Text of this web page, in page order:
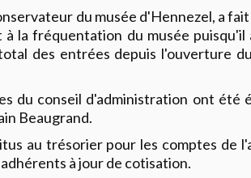
du musée d'Hennezel, a
la fréquentation du musée puisqu'il
des entrées depuis l'ouverture
du conseil d'administration ont été
Beaugrand.
au trésorier pour les comptes de
à jour de cotisation.